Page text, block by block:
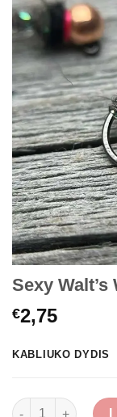
Sexy
€2,75
KABLIUKO DYDIS
produkto kiekis: